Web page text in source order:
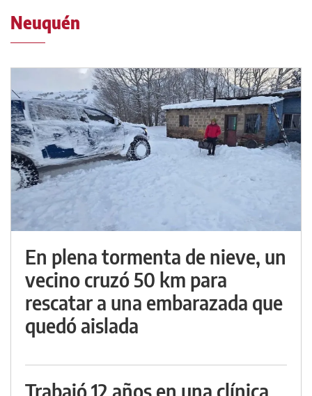
Neuquén
En plena tormenta de nieve, un
vecino cruzó 50 km para
rescatar a una embarazada que
quedó aislada
Trabajó 12 años en una clínica